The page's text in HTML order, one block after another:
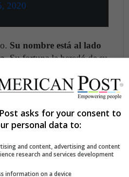
2020
Su nombre está al lado
Su fortuna la heredó de su
bebidas. Según
asks for your consent to
personal data to:
and content, advertising and content
research and services development
information on a device